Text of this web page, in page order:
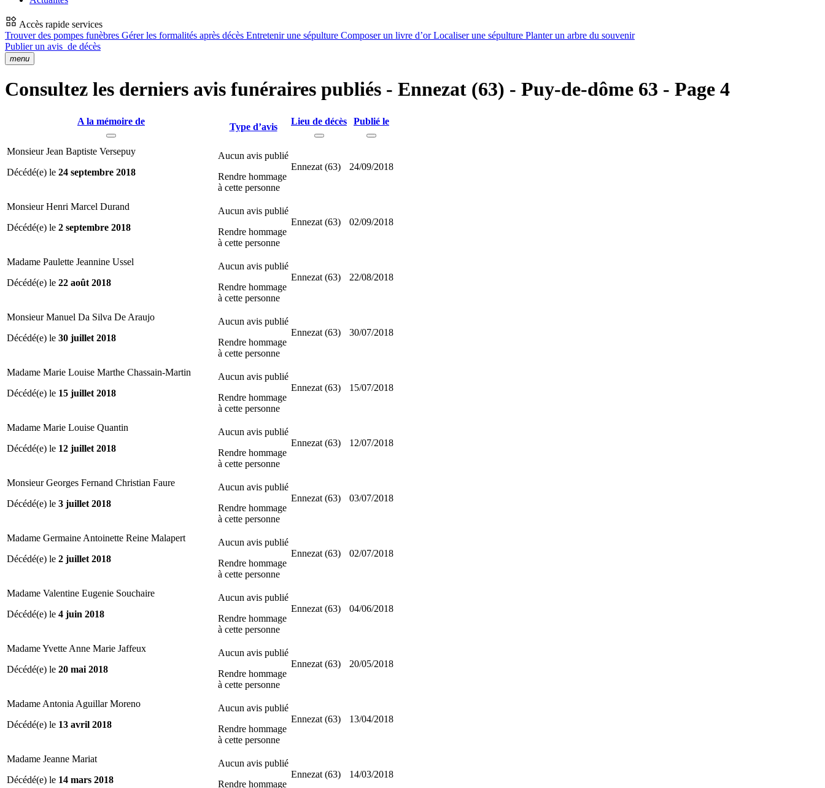
Accès rapide services
Trouver des pompes funèbres Gérer les formalités après décès Entretenir une sépulture Composer un livre d’orLocaliser une sépulture Planter un arbre du souvenir
Publier un avis de décès
menu
Consultez les derniers avis funéraires publiés - Ennezat (63) - Puy-de-dôme 63 - Page 4
A la mémoire de
Type d’avis
Lieu de décès Publié le
Monsieur Jean Baptiste Versepuy
Décédé(e) le 24 septembre 2018
Aucun avis publié
Rendre hommage
à cette personne
Ennezat (63) 24/09/2018
Monsieur Henri Marcel Durand
Décédé(e) le 2 septembre 2018
Aucun avis publié
Rendre hommage
à cette personne
Ennezat (63) 02/09/2018
Madame Paulette Jeannine Ussel
Décédé(e) le 22 août 2018
Aucun avis publié
Rendre hommage
à cette personne
Ennezat (63) 22/08/2018
Monsieur Manuel Da Silva De Araujo
Décédé(e) le 30 juillet 2018
Aucun avis publié
Rendre hommage
à cette personne
Ennezat (63) 30/07/2018
Madame Marie Louise Marthe Chassain-Martin
Décédé(e) le 15 juillet 2018
Aucun avis publié
Rendre hommage
à cette personne
Ennezat (63) 15/07/2018
Madame Marie Louise Quantin
Décédé(e) le 12 juillet 2018
Aucun avis publié
Rendre hommage
à cette personne
Ennezat (63) 12/07/2018
Monsieur Georges Fernand Christian Faure
Décédé(e) le 3 juillet 2018
Aucun avis publié
Rendre hommage
à cette personne
Ennezat (63) 03/07/2018
Madame Germaine Antoinette Reine Malapert
Décédé(e) le 2 juillet 2018
Aucun avis publié
Rendre hommage
à cette personne
Ennezat (63) 02/07/2018
Madame Valentine Eugenie Souchaire
Décédé(e) le 4 juin 2018
Aucun avis publié
Rendre hommage
à cette personne
Ennezat (63) 04/06/2018
Madame Yvette Anne Marie Jaffeux
Décédé(e) le 20 mai 2018
Aucun avis publié
Rendre hommage
à cette personne
Ennezat (63) 20/05/2018
Madame Antonia Aguillar Moreno
Décédé(e) le 13 avril 2018
Aucun avis publié
Rendre hommage
à cette personne
Ennezat (63) 13/04/2018
Madame Jeanne Mariat
Décédé(e) le 14 mars 2018
Aucun avis publié
Rendre hommage
Ennezat (63) 14/03/2018